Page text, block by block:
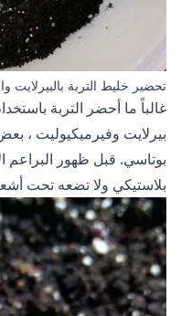
تحضير خليط التربة بالبيرلايت
غالباً ما أحضر التربة
بيرلايت وفيرميكيوليت ،
بوتاسي. قبل ظهور البراعم
بلاستيكي ولا تضعه تحت